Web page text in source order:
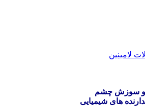
لامینین
و سوزش چشم
های شیمیایی